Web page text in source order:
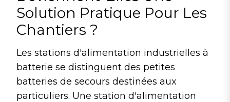
Solution Pratique Pour Les
Chantiers ?
Les stations d'alimentation industrielles à
batterie se distinguent des petites
batteries de secours destinées aux
particuliers. Une station d'alimentation